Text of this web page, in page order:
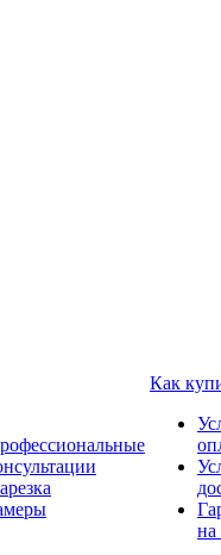
Как
на